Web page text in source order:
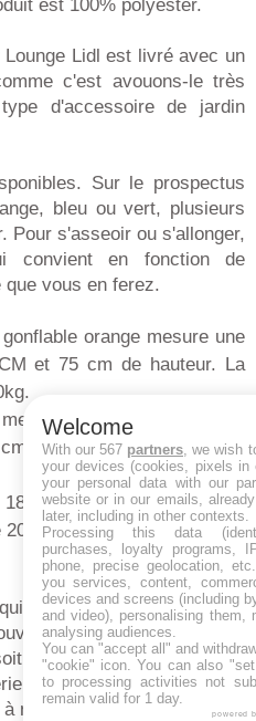
est 100% polyester.
Lidl est livré avec un
c'est avouons-le très
d'accessoire de jardin
Sur le prospectus
bleu ou vert, plusieurs
Pour s'asseoir ou s'allonger,
convient en fonction de
vous en ferez.
orange mesure une
et 75 cm de hauteur. La
180 cm de longueur
de hauteur. La charge est
* 80 * 85 cm gonflé et
200kg.
pour le jardin, on
lebarbecue à gaz Lidl
trop tard. Et pour s'abriter
il y a latonnelle pliante
à ne pas manquer.
Welcome
With our 567 partners , we wish
your devices (cookies, pixels
your personal data with our
website or in our emails,
later, including in other contexts.
Processing this data
purchases, loyalty programs,
phone, precise geolocation,
you services, content,
devices and screens (including
and video), personalising them,
analysing audiences.
You can "accept all" and
"cookie" icon. You can also
to processing activities not
remain valid for 1 day.
powered